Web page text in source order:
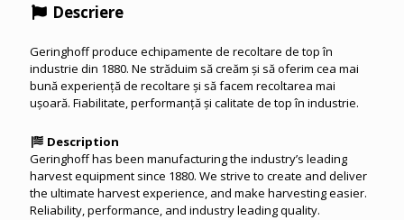
Descriere
Geringhoff produce echipamente de recoltare de top în
industrie din 1880. Ne străduim să creăm și să oferim cea mai
bună experiență de recoltare și să facem recoltarea mai
ușoară. Fiabilitate, performanță și calitate de top în industrie.
Description
Geringhoff has been manufacturing the industry’s leading
harvest equipment since 1880. We strive to create and deliver
the ultimate harvest experience, and make harvesting easier.
Reliability, performance, and industry leading quality.